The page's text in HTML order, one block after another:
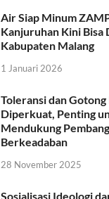
Air Siap Minum
Kanjuruhan Kini Bisa
Kabupaten Malang
1 Januari 2026
Toleransi dan Gotong
Diperkuat, Penting
Mendukung
Berkeadaban
28 November 2025
Sosialisasi Ideologi